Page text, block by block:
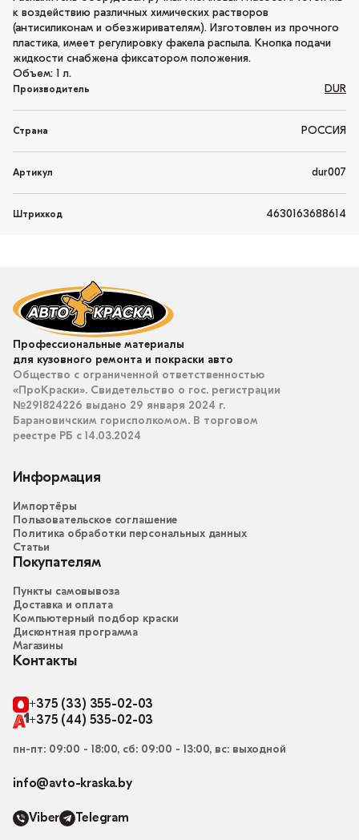
к воздействию различных химических растворов
(антисиликонам и обезжиривателям). Изготовлен из прочного
пластика, имеет регулировку факела распыла. Кнопка подачи
жидкости снабжена фиксатором положения.
Объем: 1 л.
Производитель DUR
Страна РОССИЯ
Артикул dur007
Штрихкод 4630163688614
Профессиональные материалы
для кузовного ремонта и покраски авто
Общество с ограниченной ответственностью
«ПроКраски». Свидетельство о гос. регистрации
№291824226 выдано 29 января 2024 г.
Барановичским горисполкомом. В торговом
реестре РБ с 14.03.2024
Информация
Импортёры
Пользовательское соглашение
Политика обработки персональных данных
Статьи
Покупателям
Пункты самовывоза
Доставка и оплата
Компьютерный подбор краски
Дисконтная программа
Магазины
Контакты
+375 (33) 355-02-03
+375 (44) 535-02-03
пн-пт: 09:00 - 18:00, сб: 09:00 - 13:00, вс: выходной
info@avto-kraska.by
Viber Telegram